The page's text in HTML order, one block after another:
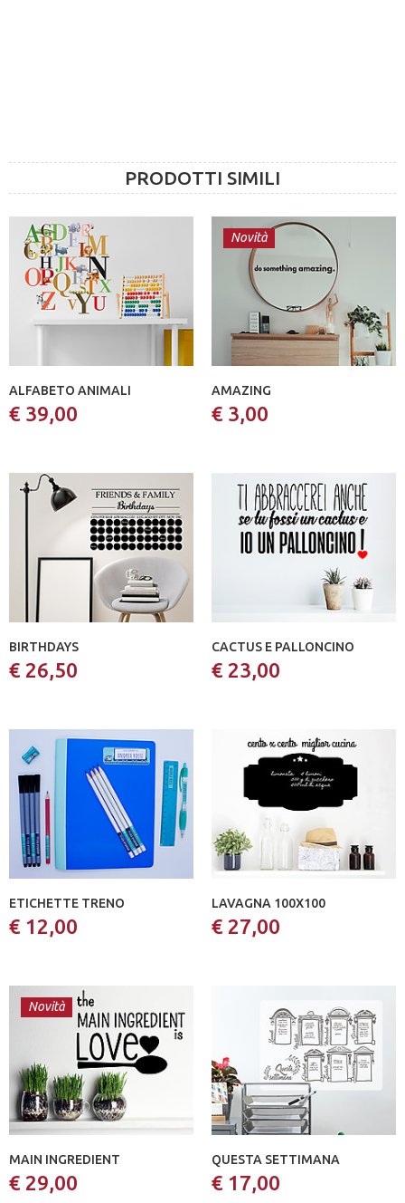
PRODOTTI SIMILI
ALFABETO ANIMALI
€ 39,00
Novità
AMAZING
€ 3,00
BIRTHDAYS
€ 26,50
CACTUS E PALLONCINO
€ 23,00
ETICHETTE TRENO
€ 12,00
LAVAGNA 100X100
€ 27,00
Novità
MAIN INGREDIENT
€ 29,00
QUESTA SETTIMANA
€ 17,00